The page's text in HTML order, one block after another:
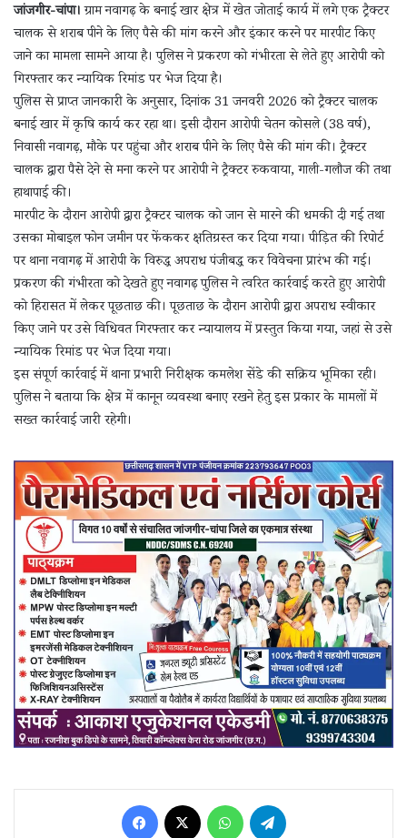
जांजगीर-चांपा।ग्राम नवागढ़ के बनाई खार क्षेत्र में खेत जोताई कार्य में लगे एक ट्रैक्टर
चालक से शराब पीने के लिए पैसे की मांग करने और इंकार करने पर मारपीट किए
जाने का मामला सामने आया है। पुलिस ने प्रकरण को गंभीरता से लेते हुए आरोपी को
गिरफ्तार कर न्यायिक रिमांड पर भेज दिया है।
पुलिस से प्राप्त जानकारी के अनुसार, दिनांक 31 जनवरी 2026 को ट्रैक्टर चालक
बनाई खार में कृषि कार्य कर रहा था। इसी दौरान आरोपी चेतन कोसले (38 वर्ष),
निवासी नवागढ़, मौके पर पहुंचा और शराब पीने के लिए पैसे की मांग की। ट्रैक्टर
चालक द्वारा पैसे देने से मना करने पर आरोपी ने ट्रैक्टर रुकवाया, गाली-गलौज की तथा
हाथापाई की।
मारपीट के दौरान आरोपी द्वारा ट्रैक्टर चालक को जान से मारने की धमकी दी गई तथा
उसका मोबाइल फोन जमीन पर फेंककर क्षतिग्रस्त कर दिया गया। पीड़ित की रिपोर्ट
पर थाना नवागढ़ में आरोपी के विरुद्ध अपराध पंजीबद्ध कर विवेचना प्रारंभ की गई।
प्रकरण की गंभीरता को देखते हुए नवागढ़ पुलिस ने त्वरित कार्रवाई करते हुए आरोपी
को हिरासत में लेकर पूछताछ की। पूछताछ के दौरान आरोपी द्वारा अपराध स्वीकार
किए जाने पर उसे विधिवत गिरफ्तार कर न्यायालय में प्रस्तुत किया गया, जहां से उसे
न्यायिक रिमांड पर भेज दिया गया।
इस संपूर्ण कार्रवाई में थाना प्रभारी निरीक्षक कमलेश सेंडे की सक्रिय भूमिका रही।
पुलिस ने बताया कि क्षेत्र में कानून व्यवस्था बनाए रखने हेतु इस प्रकार के मामलों में
सख्त कार्रवाई जारी रहेगी।
Facebook WhatsApp